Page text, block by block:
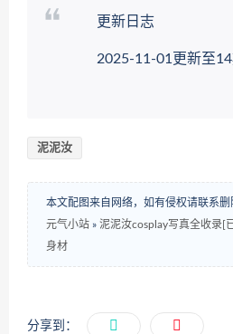
更新日志
2025-11-01更新至14
泥泥汝
本文配图来自网络，如有侵权请联系删
元气小站 » 泥泥汝cosplay写真全收录[
身材
分享到：